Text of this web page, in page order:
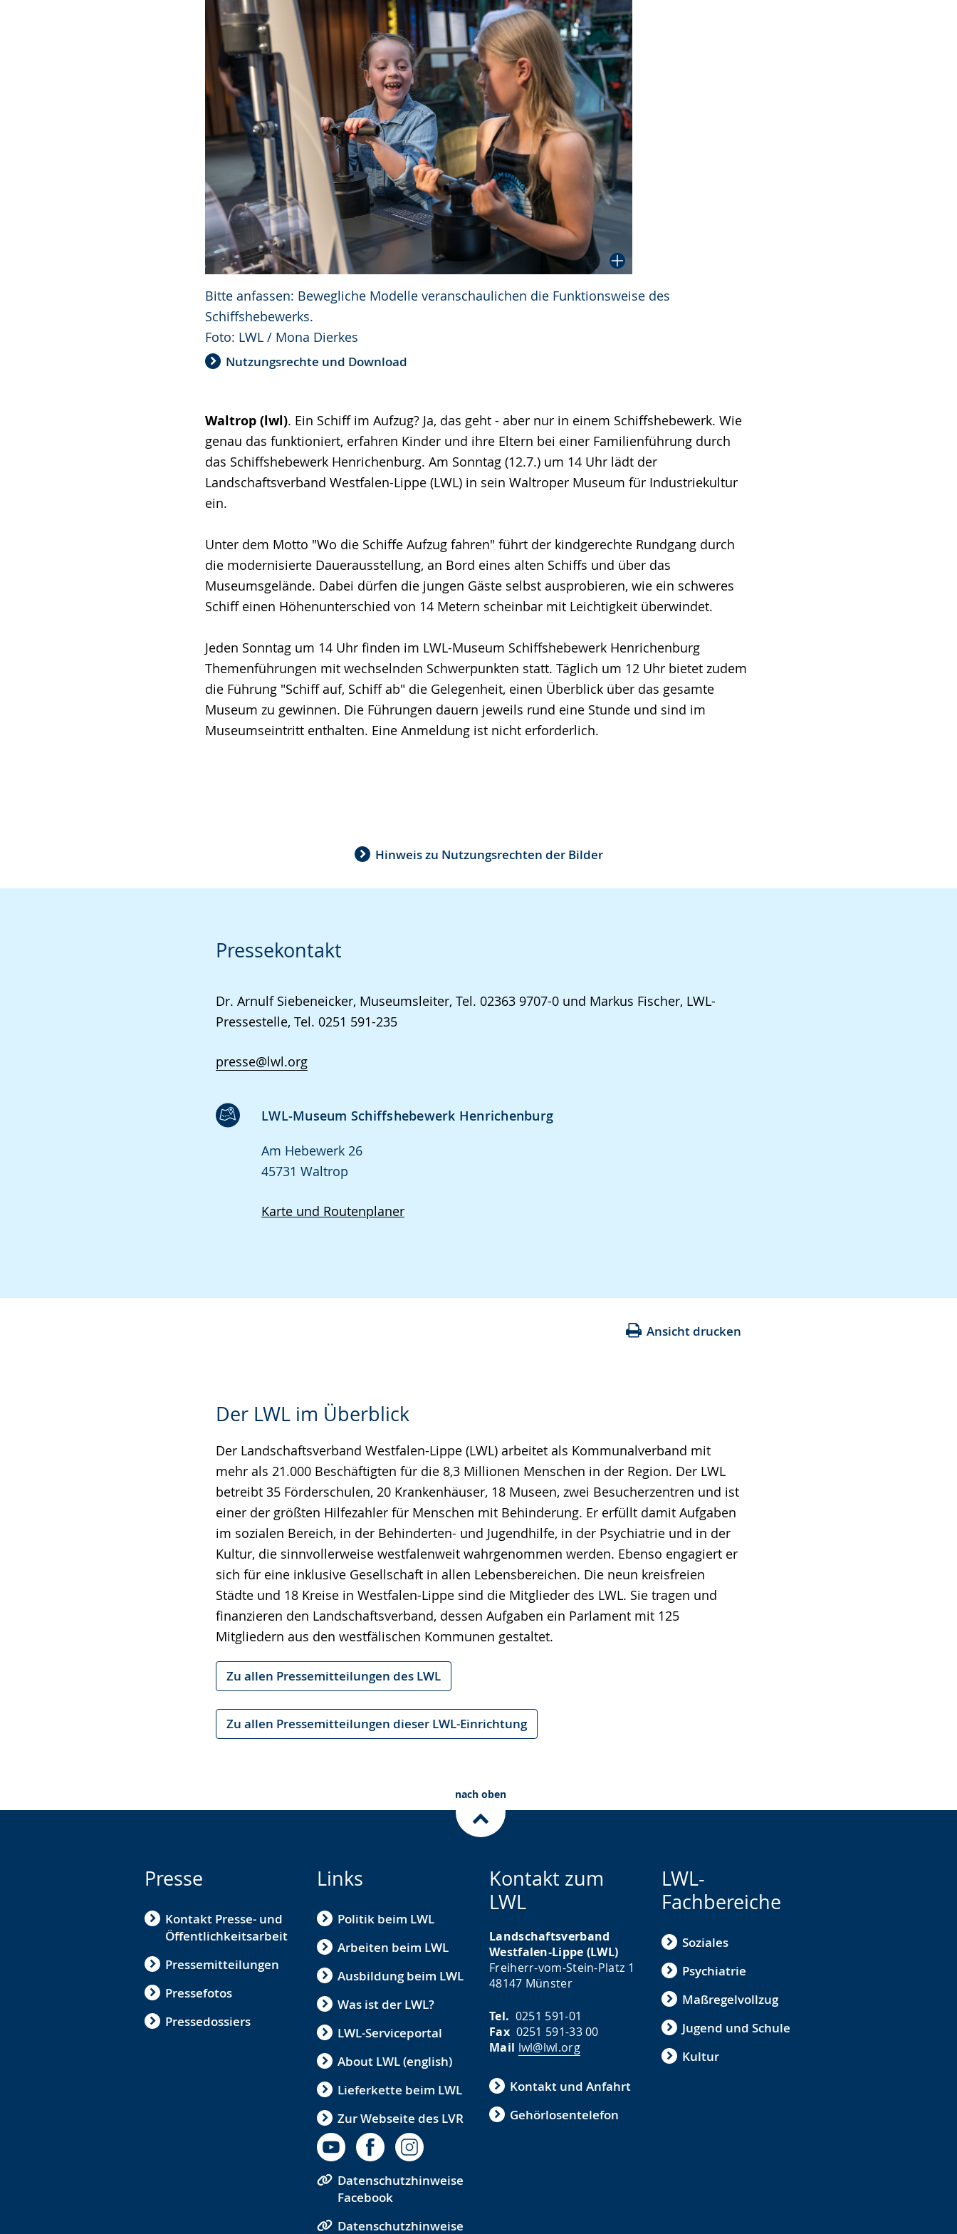
Bitte anfassen: Bewegliche Modelle veranschaulichen die Funktionsweise des
Schiffshebewerks.
Foto: LWL / Mona Dierkes
Nutzungsrechte und Download
Waltrop (lwl). Ein Schiff im Aufzug? Ja, das geht - aber nur in einem Schiffshebewerk. Wie
genau das funktioniert, erfahren Kinder und ihre Eltern bei einer Familienführung durch
das Schiffshebewerk Henrichenburg. Am Sonntag (12.7.) um 14 Uhr lädt der
Landschaftsverband Westfalen-Lippe (LWL) in sein Waltroper Museum für Industriekultur
ein.
Unter dem Motto "Wo die Schiffe Aufzug fahren" führt der kindgerechte Rundgang durch
die modernisierte Dauerausstellung, an Bord eines alten Schiffs und über das
Museumsgelände. Dabei dürfen die jungen Gäste selbst ausprobieren, wie ein schweres
Schiff einen Höhenunterschied von 14 Metern scheinbar mit Leichtigkeit überwindet.
Jeden Sonntag um 14 Uhr finden im LWL-Museum Schiffshebewerk Henrichenburg
Themenführungen mit wechselnden Schwerpunkten statt. Täglich um 12 Uhr bietet zudem
die Führung "Schiff auf, Schiff ab" die Gelegenheit, einen Überblick über das gesamte
Museum zu gewinnen. Die Führungen dauern jeweils rund eine Stunde und sind im
Museumseintritt enthalten. Eine Anmeldung ist nicht erforderlich.
Hinweis zu Nutzungsrechten der Bilder
Pressekontakt
Dr. Arnulf Siebeneicker, Museumsleiter, Tel. 02363 9707-0 und Markus Fischer, LWL-
Pressestelle, Tel. 0251 591-235
presse@lwl.org
LWL-Museum Schiffshebewerk Henrichenburg
Am Hebewerk 26
45731 Waltrop
Karte und Routenplaner
Ansicht drucken
Der LWL im Überblick
Der Landschaftsverband Westfalen-Lippe (LWL) arbeitet als Kommunalverband mit
mehr als 21.000 Beschäftigten für die 8,3 Millionen Menschen in der Region. Der LWL
betreibt 35 Förderschulen, 20 Krankenhäuser, 18 Museen, zwei Besucherzentren und ist
einer der größten Hilfezahler für Menschen mit Behinderung. Er erfüllt damit Aufgaben
im sozialen Bereich, in der Behinderten- und Jugendhilfe, in der Psychiatrie und in der
Kultur, die sinnvollerweise westfalenweit wahrgenommen werden. Ebenso engagiert er
sich für eine inklusive Gesellschaft in allen Lebensbereichen. Die neun kreisfreien
Städte und 18 Kreise in Westfalen-Lippe sind die Mitglieder des LWL. Sie tragen und
finanzieren den Landschaftsverband, dessen Aufgaben ein Parlament mit 125
Mitgliedern aus den westfälischen Kommunen gestaltet.
Zu allen Pressemitteilungen des LWL
Zu allen Pressemitteilungen dieser LWL-Einrichtung
nach oben
Presse
Kontakt Presse- und
Öffentlichkeitsarbeit
Pressemitteilungen
Pressefotos
Pressedossiers
Links
Politik beim LWL
Arbeiten beim LWL
Ausbildung beim LWL
Was ist der LWL?
LWL-Serviceportal
About LWL (english)
Lieferkette beim LWL
Zur Webseite des LVR
Datenschutzhinweise
Facebook
Datenschutzhinweise
Kontakt zum
LWL
Landschaftsverband
Westfalen-Lippe (LWL)
Freiherr-vom-Stein-Platz 1
48147 Münster
Tel. 0251 591-01
Fax0251 591-33 00
Mail lwl@lwl.org
Kontakt und Anfahrt
Gehörlosentelefon
LWL-
Fachbereiche
Soziales
Psychiatrie
Maßregelvollzug
Jugend und Schule
Kultur